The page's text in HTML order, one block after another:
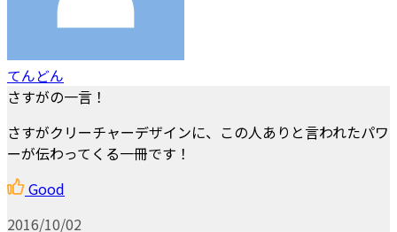
てんどん
さすがの一言！
さすがクリーチャーデザインに、この人ありと言われたパワ
ーが伝わってくる一冊です！
Good
2016/10/02